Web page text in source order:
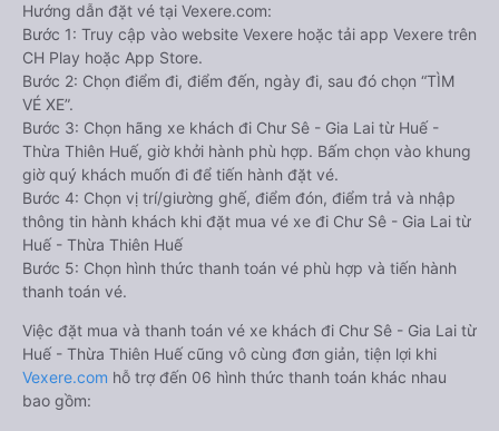
Hướng dẫn đặt vé tại Vexere.com:
Bước 1: Truy cập vào website Vexere hoặc tải app Vexere trên
CH Play hoặc App Store.
Bước 2: Chọn điểm đi, điểm đến, ngày đi, sau đó chọn “TÌM
VÉ XE”.
Bước 3: Chọn hãng xe khách đi Chư Sê - Gia Lai từ Huế -
Thừa Thiên Huế, giờ khởi hành phù hợp. Bấm chọn vào khung
giờ quý khách muốn đi để tiến hành đặt vé.
Bước 4: Chọn vị trí/giường ghế, điểm đón, điểm trả và nhập
thông tin hành khách khi đặt mua vé xe đi Chư Sê - Gia Lai từ
Huế - Thừa Thiên Huế
Bước 5: Chọn hình thức thanh toán vé phù hợp và tiến hành
thanh toán vé.
Việc đặt mua và thanh toán vé xe khách đi Chư Sê - Gia Lai từ
Huế - Thừa Thiên Huế cũng vô cùng đơn giản, tiện lợi khi
Vexere.com hỗ trợ đến 06 hình thức thanh toán khác nhau
bao gồm: